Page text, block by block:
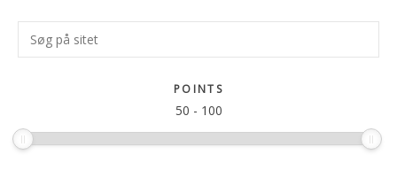
Primær
Sidebar
Søg
på
POINTS
50 - 100